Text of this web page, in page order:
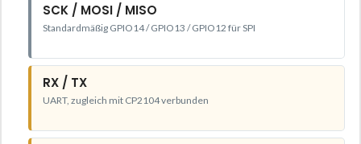
SCK / MOSI / MISO
Standardmäßig GPIO14 / GPIO13 / GPIO12 für SPI
RX / TX
UART, zugleich mit CP2104 verbunden